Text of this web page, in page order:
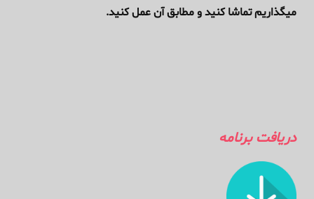
میگذاریم تماشا کنید و مطابق آن عمل کنید.
دریافت برنامه